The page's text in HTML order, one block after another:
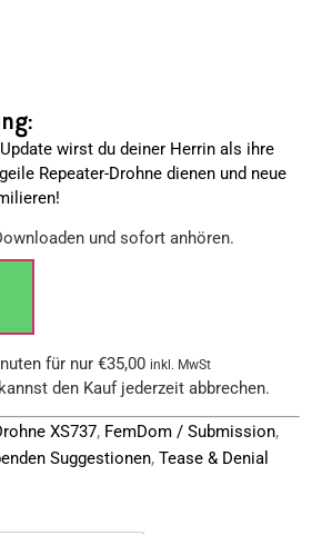
wirst du deiner Herrin als ihre
Repeater-Drohne dienen und neue
und sofort anhören.
für nur €35,00 inkl. MwSt
den Kauf jederzeit abbrechen.
XS737, FemDom / Submission,
Suggestionen, Tease & Denial